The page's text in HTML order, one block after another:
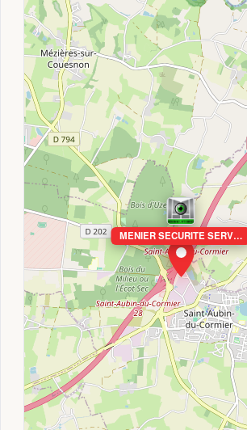
MENIER SECURITE SERV…